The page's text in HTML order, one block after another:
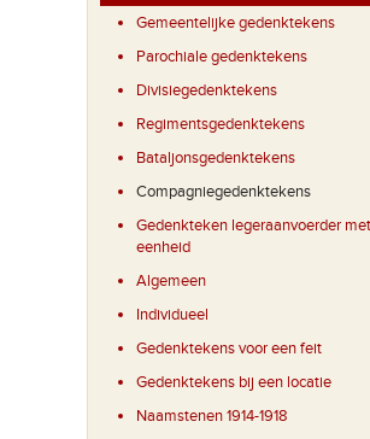
Gemeentelijke gedenktekens
Parochiale gedenktekens
Divisiegedenktekens
Regimentsgedenktekens
Bataljonsgedenktekens
Compagniegedenktekens
Gedenkteken legeraanvoerder
eenheid
Algemeen
Individueel
Gedenktekens voor een feit
Gedenktekens bij een locatie
Naamstenen 1914-1918